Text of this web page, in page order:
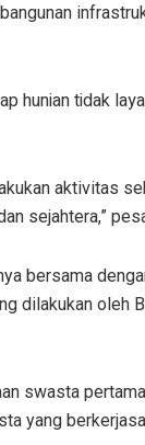
hunian tidak
aktivitas
sejahtera,”
bersama
dilakukan oleh
swasta
yang